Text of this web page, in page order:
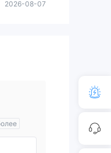
2026-08-07